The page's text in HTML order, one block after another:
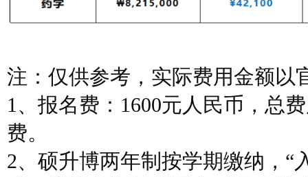
注：仅供参考，实际费用金额以
1、报名费：1600元人民币，总
费。
2、硕升博两年制按学期缴纳，“